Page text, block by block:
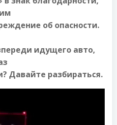
об опасности.
идущего авто,
Давайте разбираться.